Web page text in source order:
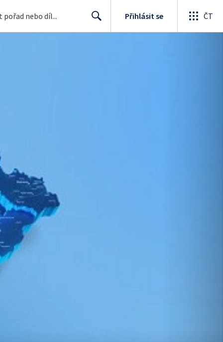
Přihlásit se ČT